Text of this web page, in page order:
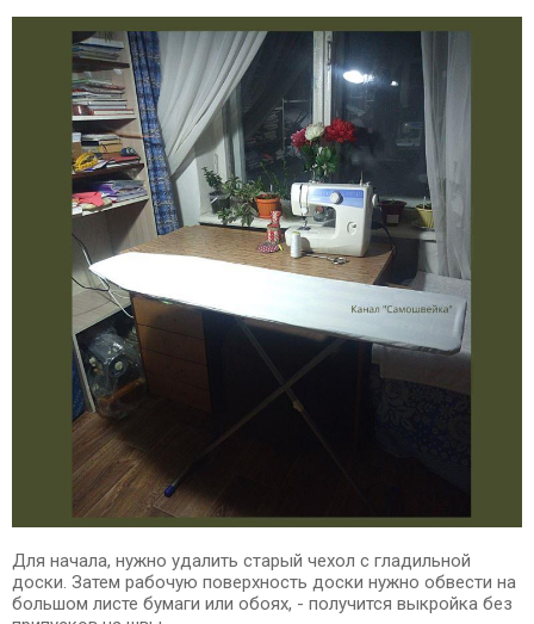
Для начала, нужно удалить старый чехол с гладильной
доски. Затем рабочую поверхность доски нужно обвести на
большом листе бумаги или обоях, - получится выкройка без